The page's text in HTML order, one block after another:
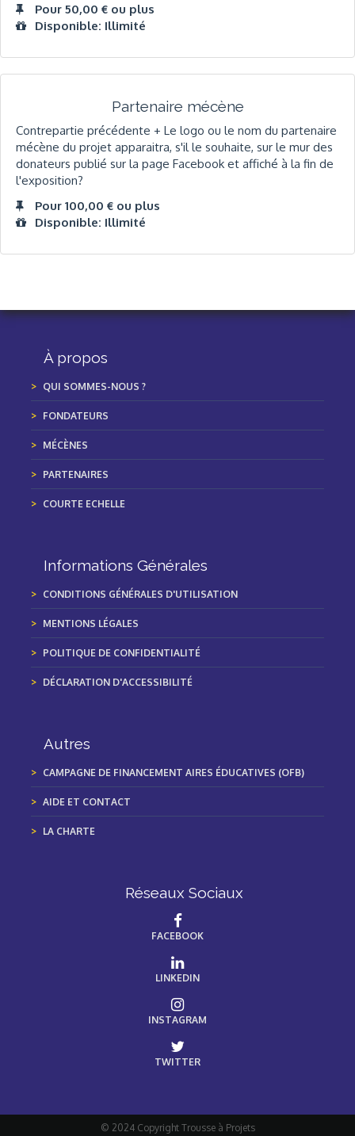
Pour 50,00 € ou plus
Disponible: Illimité
Partenaire mécène
Contrepartie précédente + Le logo ou le nom du partenaire
mécène du projet apparaitra, s'il le souhaite, sur le mur des
donateurs publié sur la page Facebook et affiché à la fin de
l'exposition?
Pour 100,00 € ou plus
Disponible: Illimité
À propos
QUI SOMMES-NOUS ?
FONDATEURS
MÉCÈNES
PARTENAIRES
COURTE ECHELLE
Informations Générales
CONDITIONS GÉNÉRALES D'UTILISATION
MENTIONS LÉGALES
POLITIQUE DE CONFIDENTIALITÉ
DÉCLARATION D'ACCESSIBILITÉ
Autres
CAMPAGNE DE FINANCEMENT AIRES ÉDUCATIVES (OFB)
AIDE ET CONTACT
LA CHARTE
Réseaux Sociaux
FACEBOOK
LINKEDIN
INSTAGRAM
TWITTER
© 2024 Copyright Trousse à Projets